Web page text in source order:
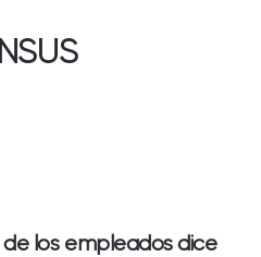
de los empleados dice